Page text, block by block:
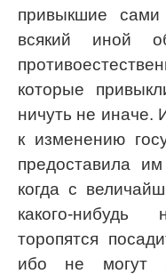
привыкшие
всякий иной
которые
ничуть не иначе.
к изменению
предоставила
когда с
какого-нибудь
торопятся
ибо не могут